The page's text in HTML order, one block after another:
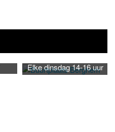
Elke dinsdag 14-16 uur